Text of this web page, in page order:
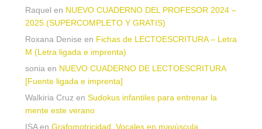
Raquel en NUEVO CUADERNO DEL PROFESOR 2024 –
2025 (SUPERCOMPLETO Y GRATIS)
Roxana Denise en Fichas de LECTOESCRITURA – Letra
M (Letra ligada e imprenta)
sonia en NUEVO CUADERNO DE LECTOESCRITURA
[Fuente ligada e imprenta]
Walkiria Cruz en Sudokus infantiles para entrenar la
mente este verano
ISAen Grafomotricidad. Vocales en mayúscula